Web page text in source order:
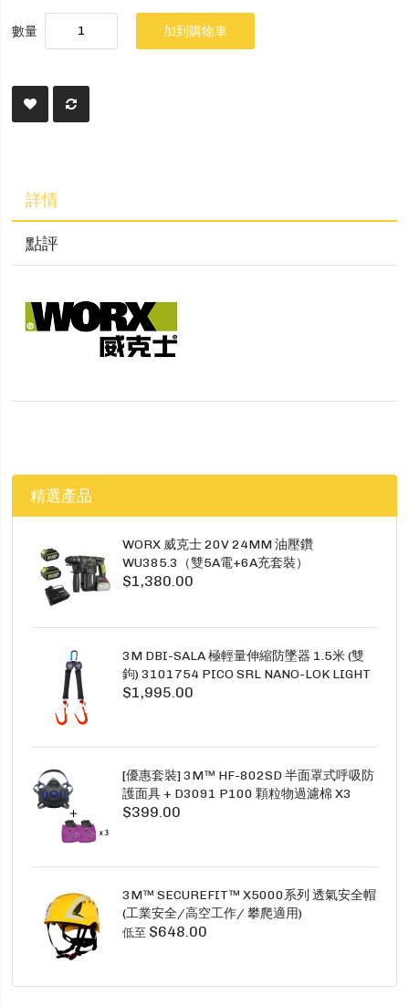
數量 加到購物車
詳情
點評
精選產品
WORX 威克士 20V 24MM 油壓鑽
WU385.3（雙5A電+6A充套裝）
$1,380.00
3M DBI-SALA 極輕量伸縮防墜器 1.5米 (雙
鉤) 3101754 PICO SRL NANO-LOK LIGHT
1.5M TWINS
$1,995.00
[優惠套裝] 3M™ HF-802SD 半面罩式呼吸防
護面具 + D3091 P100 顆粒物過濾棉 X3
SECURE CLICK HF-802SD HF-800SD 系列
$399.00
3M™ SECUREFIT™ X5000系列 透氣安全帽
(工業安全/高空工作/ 攀爬適用)
低至 $648.00